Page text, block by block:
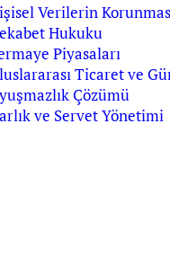
Verilerin
Hukuku
Piyasaları
Ticaret ve
Çözümü
ve Servet Yönetimi